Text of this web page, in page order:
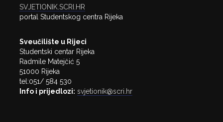
SVJETIONIK.SCRI.HR
portal Studentskog centra Rijeka
Sveučilište u Rijeci
Studentski centar Rijeka
Radmile Matejčić 5
51000 Rijeka
tel:051/ 584 530
Info i prijedlozi: svjetionik@scri.hr